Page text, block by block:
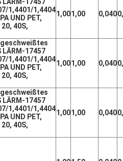
1,001,00 0,040
1,001,00 0,040
1,001,00 0,040